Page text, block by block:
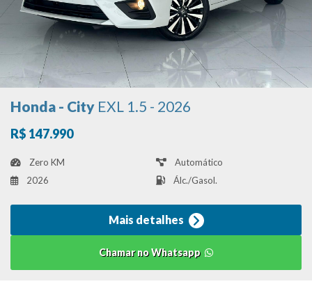
Honda - City EXL 1.5 - 2026
R$ 147.990
Zero KM
Automático
2026
Álc./Gasol.
Mais detalhes
Chamar no Whatsapp